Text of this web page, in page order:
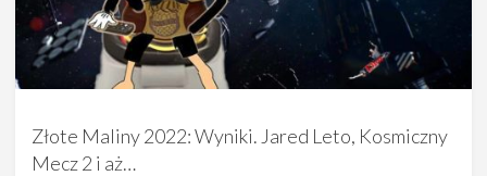
Złote Maliny 2022: Wyniki. Jared Leto, Kosmiczny
Mecz 2 i aż…